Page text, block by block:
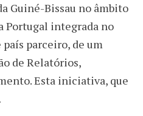
Guiné-Bissau no âmbito
Portugal integrada no
parceiro, de um
de Relatórios,
Esta iniciativa, que